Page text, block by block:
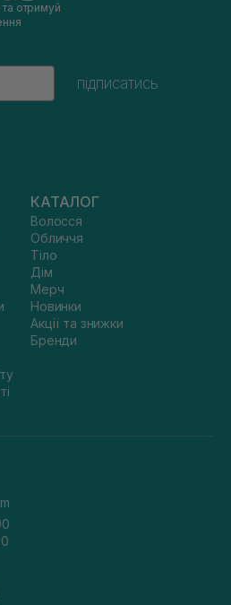
та отримуй
підписатись
КАТАЛОГ
Волосся
Обличчя
Тіло
Дім
Мерч
Новинки
Акції та знижки
Бренди